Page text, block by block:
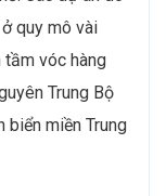
quy mô vài
vóc hàng
Trung Bộ
biển miền Trung